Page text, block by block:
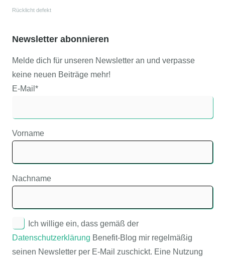
Rücklicht defekt
Newsletter abonnieren
Melde dich für unseren Newsletter an und verpasse
keine neuen Beiträge mehr!
E-Mail*
Vorname
Nachname
Ich willige ein, dass gemäß der
Datenschutzerklärung Benefit-Blog mir regelmäßig
seinen Newsletter per E-Mail zuschickt. Eine Nutzung